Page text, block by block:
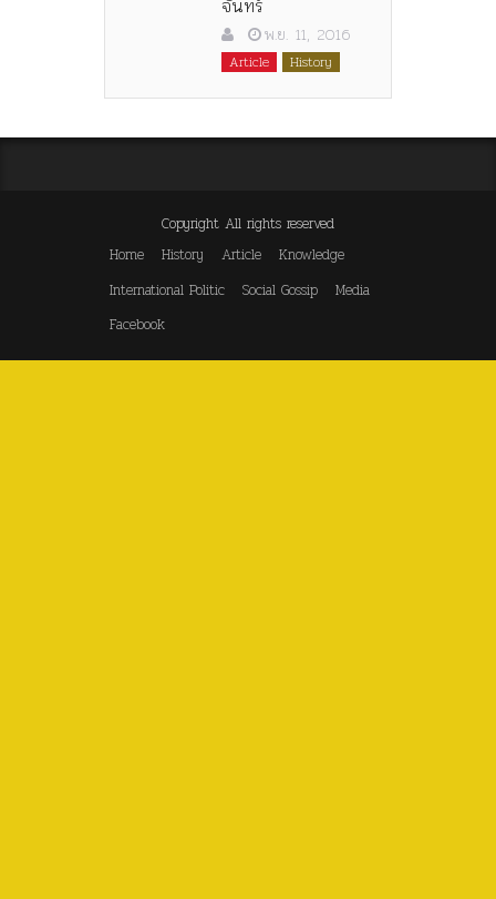
พ.ย. 11, 2016
Article History
Copyright All rights reserved
Home
History Article
Knowledge
International Politic
Social Gossip
Media
Facebook